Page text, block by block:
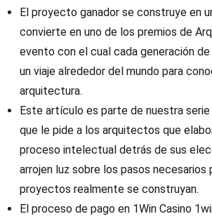
El proyecto ganador se construye en
convierte en uno de los premios de
evento con el cual cada generación
un viaje alrededor del mundo para
arquitectura.
Este artículo es parte de nuestra serie
que le pide a los arquitectos que
proceso intelectual detrás de sus
arrojen luz sobre los pasos necesarios
proyectos realmente se construyan.
El proceso de pago en 1Win Casino